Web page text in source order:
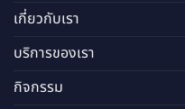
เกี่ยวกับเรา
บริการของเรา
กิจกรรม